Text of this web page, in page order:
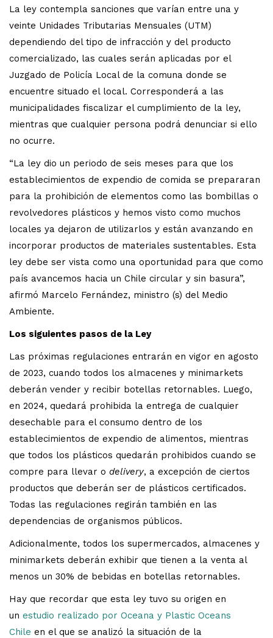
La ley contempla sanciones que varían entre una y
veinte Unidades Tributarias Mensuales (UTM)
dependiendo del tipo de infracción y del producto
comercializado, las cuales serán aplicadas por el
Juzgado de Policía Local de la comuna donde se
encuentre situado el local. Corresponderá a las
municipalidades fiscalizar el cumplimiento de la ley,
mientras que cualquier persona podrá denunciar si ello
no ocurre.
“La ley dio un periodo de seis meses para que los
establecimientos de expendio de comida se prepararan
para la prohibición de elementos como las bombillas o
revolvedores plásticos y hemos visto como muchos
locales ya dejaron de utilizarlos y están avanzando en
incorporar productos de materiales sustentables. Esta
ley debe ser vista como una oportunidad para que como
país avancemos hacia un Chile circular y sin basura”,
afirmó Marcelo Fernández, ministro (s) del Medio
Ambiente.
Los siguientes pasos de la Ley
Las próximas regulaciones entrarán en vigor en agosto
de 2023, cuando todos los almacenes y minimarkets
deberán vender y recibir botellas retornables. Luego,
en 2024, quedará prohibida la entrega de cualquier
desechable para el consumo dentro de los
establecimientos de expendio de alimentos, mientras
que todos los plásticos quedarán prohibidos cuando se
compre para llevar o delivery, a excepción de ciertos
productos que deberán ser de plásticos certificados.
Todas las regulaciones regirán también en las
dependencias de organismos públicos.
Adicionalmente, todos los supermercados, almacenes y
minimarkets deberán exhibir que tienen a la venta al
menos un 30% de bebidas en botellas retornables.
Hay que recordar que esta ley tuvo su origen en
un estudio realizado por Oceana y Plastic Oceans
Chile en el que se analizó la situación de la